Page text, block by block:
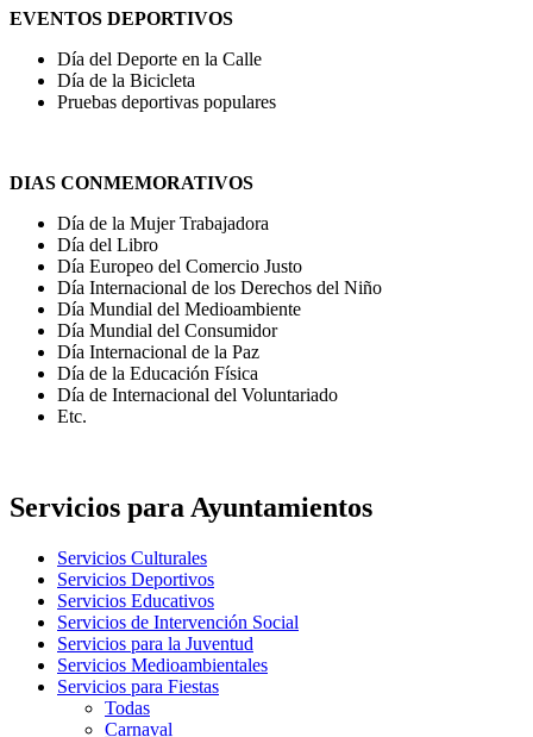
EVENTOS DEPORTIVOS
Día del Deporte en la Calle
Día de la Bicicleta
Pruebas deportivas populares
DIAS CONMEMORATIVOS
Día de la Mujer Trabajadora
Día del Libro
Día Europeo del Comercio Justo
Día Internacional de los Derechos del Niño
Día Mundial del Medioambiente
Día Mundial del Consumidor
Día Internacional de la Paz
Día de la Educación Física
Día de Internacional del Voluntariado
Etc.
Servicios para Ayuntamientos
Servicios Culturales
Servicios Deportivos
Servicios Educativos
Servicios de Intervención Social
Servicios para la Juventud
Servicios Medioambientales
Servicios para Fiestas
Todas
Carnaval